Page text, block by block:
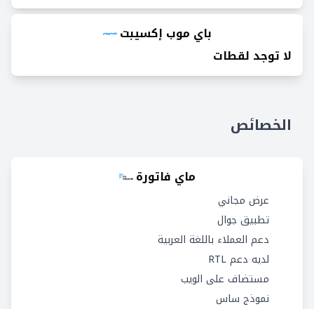
باي موب إكسيبت
لا توجد لقطات
الخصائص
ماي فاتورة
عرض مجاني
تطبيق جوال
دعم العملاء باللغة العربية
لديه دعم RTL
مستضاف على الويب
نموذج ساس